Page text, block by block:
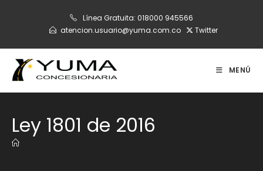
Línea Gratuita: 018000 945566
atencion.usuario@yuma.com.co
Twitter
MENÚ
Ley 1801 de 2016